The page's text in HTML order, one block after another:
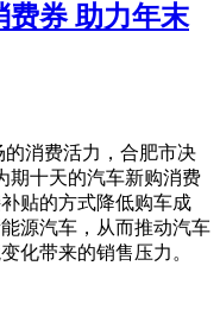
费券 助力年末
消费活力，合肥市决
期十天的汽车新购消费
贴的方式降低购车成
源汽车，从而推动汽车
化带来的销售压力。